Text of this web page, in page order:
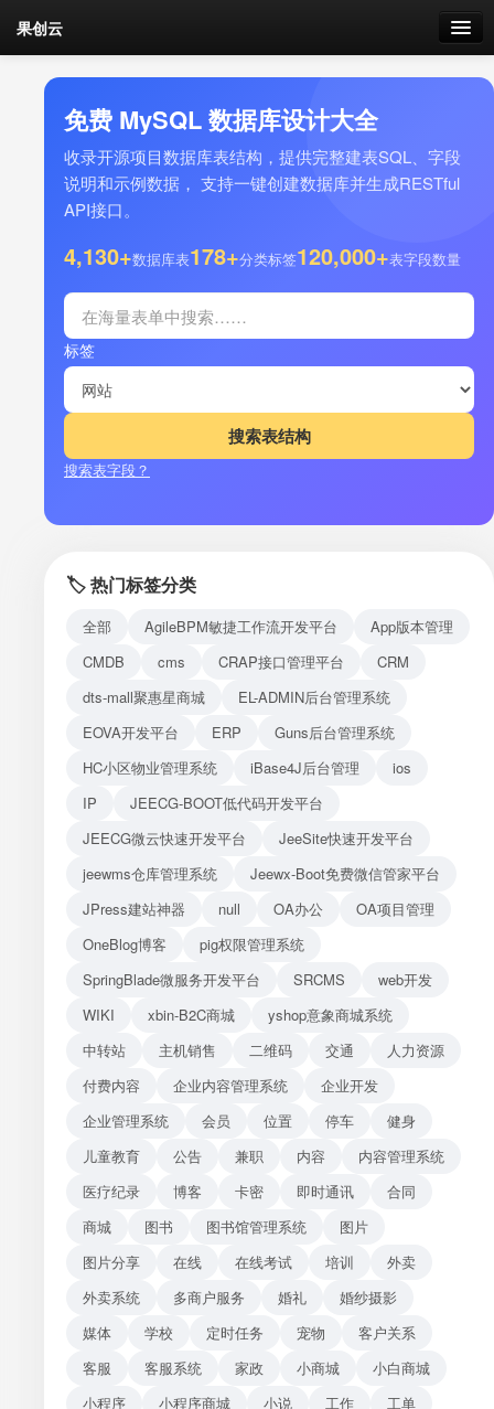
果创云
数据表单
API接口
云存储
剩余接口流量
加流量
接口测试
免费 MySQL 数据库设计大全
收录开源项目数据库表结构，提供完整建表SQL、字段
说明和示例数据， 支持一键创建数据库并生成RESTful
API接口。
4,130+数据库表178+分类标签120,000+表字段数量
标签
搜索表字段？
🏷️ 热门标签分类
全部 AgileBPM敏捷工作流开发平台
App版本管理
CMDB
cms CRAP接口管理平台
CRM
dts-mall聚惠星商城
EL-ADMIN后台管理系统
EOVA开发平台
ERP
Guns后台管理系统
HC小区物业管理系统
iBase4J后台管理
ios
IP
JEECG-BOOT低代码开发平台
JEECG微云快速开发平台
JeeSite快速开发平台
jeewms仓库管理系统
Jeewx-Boot免费微信管家平台
JPress建站神器
null OA办公
OA项目管理
OneBlog博客
pig权限管理系统
SpringBlade微服务开发平台
SRCMS
web开发
WIKI
xbin-B2C商城
yshop意象商城系统
中转站
主机销售 二维码 交通
人力资源
付费内容
企业内容管理系统
企业开发
企业管理系统
会员 位置 停车
健身
儿童教育
公告 兼职 内容
内容管理系统
医疗纪录
博客 卡密 即时通讯
合同
商城
图书 图书馆管理系统
图片
图片分享
在线 在线考试 培训
外卖
外卖系统
多商户服务 婚礼
婚纱摄影
媒体
学校 定时任务 宠物
客户关系
客服
客服系统 家政 小商城
小白商城
小程序
小程序商城 小说 工作
工单